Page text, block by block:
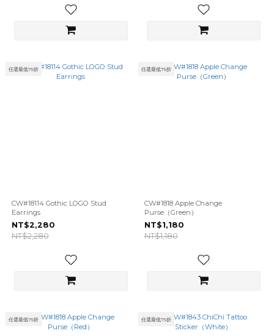
任選最低75折
CW#18114 Gothic LOGO Stud
Earrings
NT$2,280
NT$2,280
任選最低75折
CW#1818 Apple Change
Purse（Green）
NT$1,180
NT$1,180
任選最低75折 任選最低75折